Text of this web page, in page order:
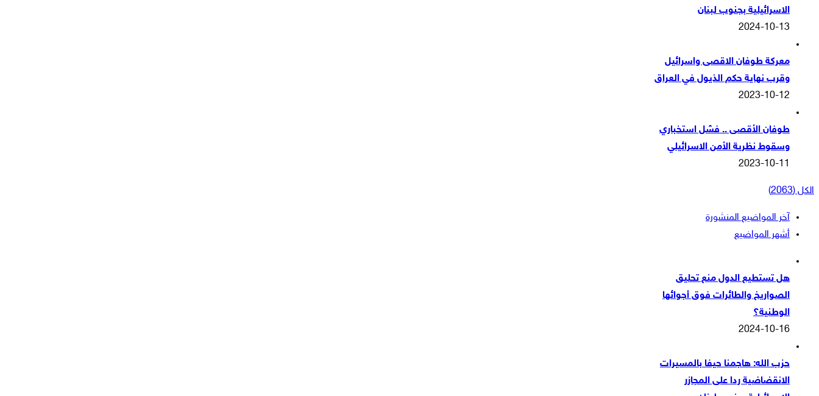
الاسرائيلية بجنوب لبنان
2024-10-13
معركة طوفان الاقصى واسرائيل
وقرب نهاية حكم الذيول في العراق
2023-10-12
طوفان الأقصى .. فشل استخباري
وسقوط نظرية الأمن الاسرائيلي
2023-10-11
الكل (2063)
آخر المواضيع المنشورة
أشهر المواضيع
هل تستطيع الدول منع تحليق
الصواريخ والطائرات فوق أجوائها
الوطنية؟
2024-10-16
حزب الله: هاجمنا حيفا بالمسيرات
الانقضاضية ردا على المجازر